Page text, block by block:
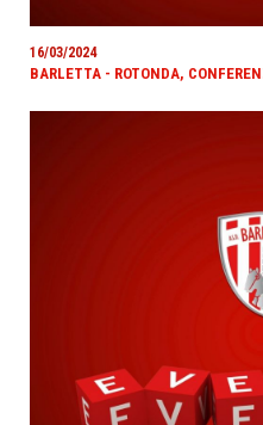
16/03/2024
BARLETTA - ROTONDA,